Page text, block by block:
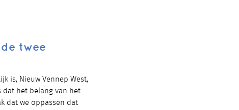
twee
is, Nieuw Vennep West,
dat het belang van het
dat we oppassen dat